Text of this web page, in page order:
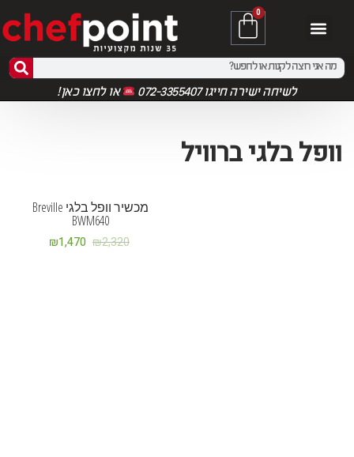
0
לשיחה ישירה חייגו 072-3355407 אולחצו כאן!
וופל בלגי ברוויל
מכשיר וופל בלגי Breville
BWM640
₪2,320
₪1,470